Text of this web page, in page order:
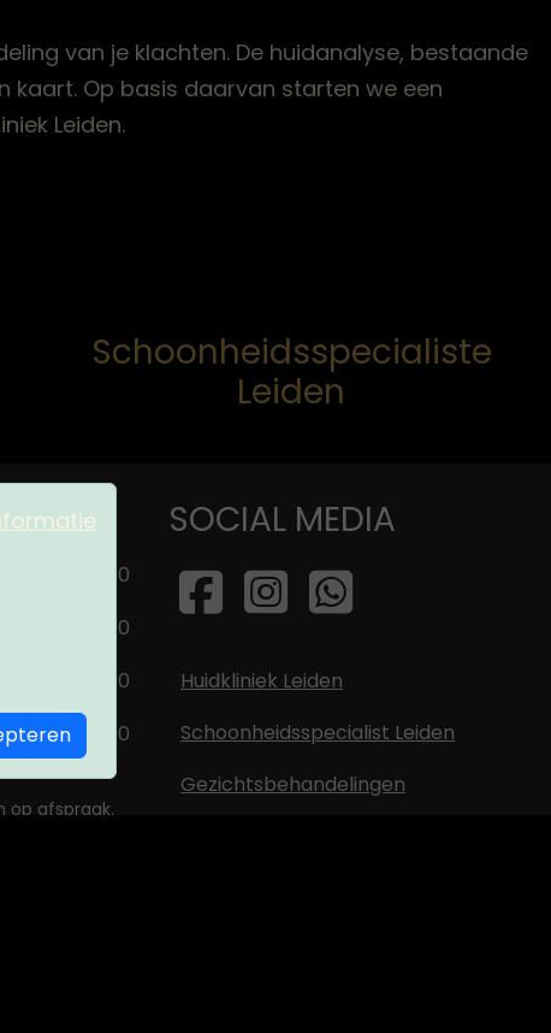
van je klachten. De huidanalyse, bestaande
kaart. Op basis daarvan starten we een
Leiden.
Schoonheidsspecialiste
Leiden
21:00
21:00
18:00
16:00
op afspraak.
SOCIAL MEDIA
Huidkliniek Leiden
Schoonheidsspecialist Leiden
Gezichtsbehandelingen